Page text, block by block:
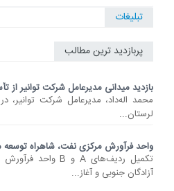
تبلیغات
پربازدید ترین مطالب
بازدید میدانی مدیرعامل شرکت توانیر از
محمد اله‌داد، مدیرعامل شرکت توانیر،
لرستان...
واحد فرآورش مرکزی نفت، شاهراه
آزادگان جنوبی و آغاز...